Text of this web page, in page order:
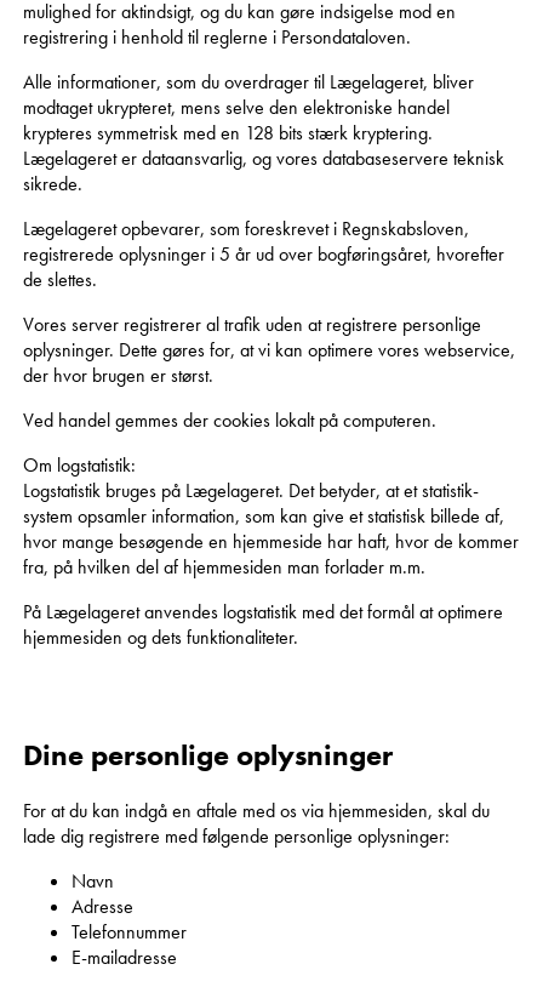
mulighed for aktindsigt, og du kan gøre indsigelse mod en
registrering i henhold til reglerne i Persondataloven.
Alle informationer, som du overdrager til Lægelageret, bliver
modtaget ukrypteret, mens selve den elektroniske handel
krypteres symmetrisk med en 128 bits stærk kryptering.
Lægelageret er dataansvarlig, og vores databaseservere teknisk
sikrede.
Lægelageret opbevarer, som foreskrevet i Regnskabsloven,
registrerede oplysninger i 5 år ud over bogføringsåret, hvorefter
de slettes.
Vores server registrerer al trafik uden at registrere personlige
oplysninger. Dette gøres for, at vi kan optimere vores webservice,
der hvor brugen er størst.
Ved handel gemmes der cookies lokalt på computeren.
Om logstatistik:
Logstatistik bruges på Lægelageret. Det betyder, at et statistik-
system opsamler information, som kan give et statistisk billede af,
hvor mange besøgende en hjemmeside har haft, hvor de kommer
fra, på hvilken del af hjemmesiden man forlader m.m.
På Lægelageret anvendes logstatistik med det formål at optimere
hjemmesiden og dets funktionaliteter.
Dine personlige oplysninger
For at du kan indgå en aftale med os via hjemmesiden, skal du
lade dig registrere med følgende personlige oplysninger:
Navn
Adresse
Telefonnummer
E-mailadresse